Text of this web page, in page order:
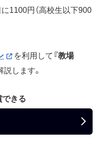
1100円（高校生以下900
を利用して 『教場
します。
できる